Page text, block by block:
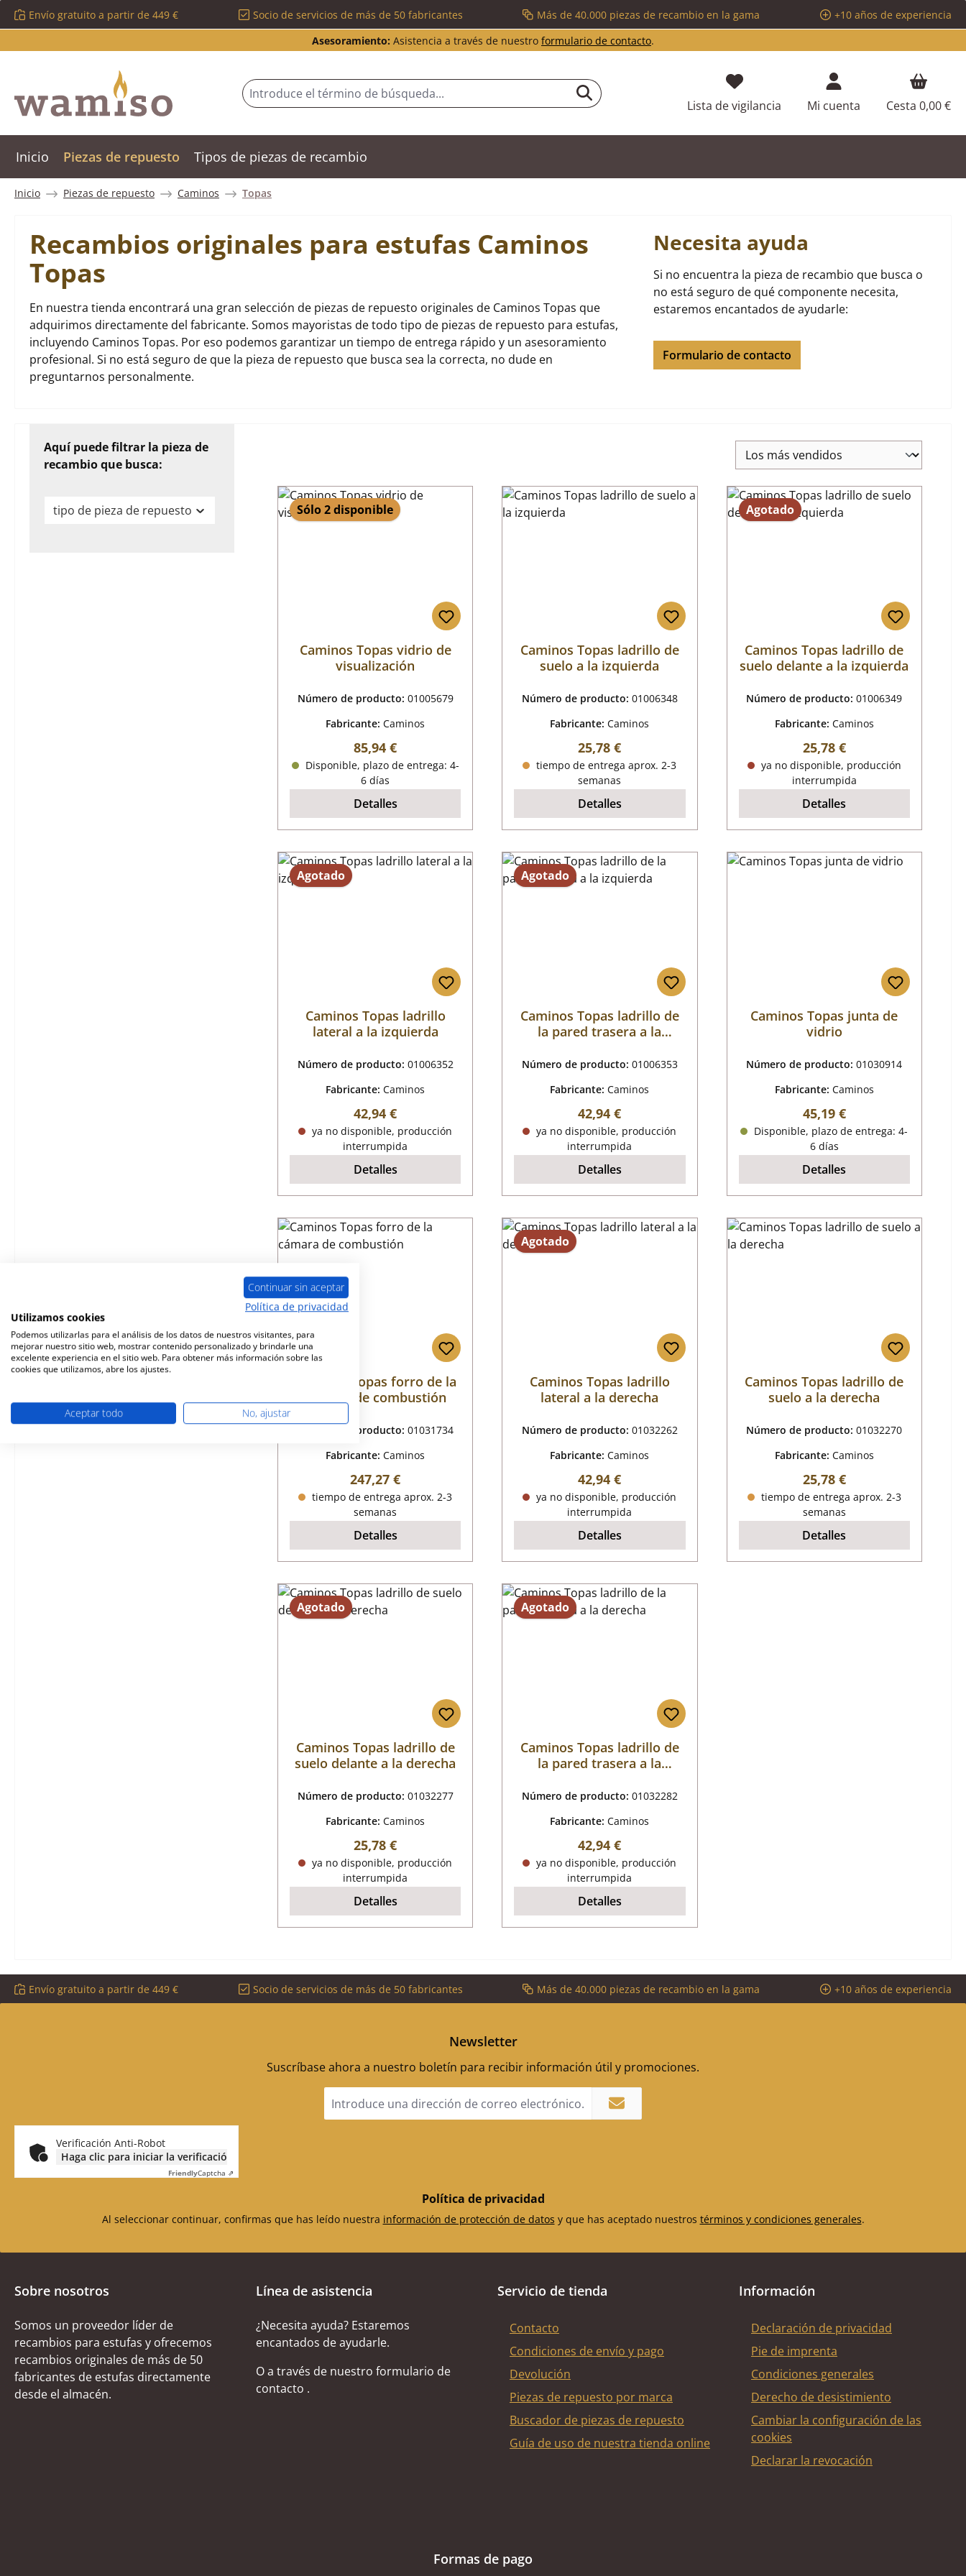
al contenido principal
Saltar a la búsqueda
Saltar a la navegación principal
Envío gratuito a partir de 449 € Socio de servicios de más de 50 fabricantes Más de 40.000 piezas de recambio en la gama
+10 años de experiencia
Asesoramiento: Asistencia a través de nuestro formulario de contacto.
Lista de vigilancia Tienes 0 artículos en tu lista de
Mi cuenta Cesta 0,00 €
Inicio Piezas de repuesto Tipos de piezas de recambio
Inicio Piezas de repuesto Caminos Topas
Recambios originales para estufas Caminos
Topas
En nuestra tienda encontrará una gran selección de piezas de repuesto originales de Caminos Topas que
adquirimos directamente del fabricante. Somos mayoristas de todo tipo de piezas de repuesto para estufas,
incluyendo Caminos Topas. Por eso podemos garantizar un tiempo de entrega rápido y un asesoramiento
profesional. Si no está seguro de que la pieza de repuesto que busca sea la correcta, no dude en
preguntarnos personalmente.
Necesita ayuda
Si no encuentra la pieza de recambio que busca o
no está seguro de qué componente necesita,
estaremos encantados de ayudarle:
Formulario de contacto
Aquí puede filtrar la pieza de
recambio que busca:
tipo de pieza de repuesto Sólo 2 disponible
Caminos Topas vidrio de
visualización
Número de producto: 01005679
Fabricante:Caminos
Precio normal:
85,94 €
Disponible, plazo de entrega: 4-
6 días
Detalles
Caminos Topas ladrillo de
suelo a la izquierda
Número de producto: 01006348
Fabricante:Caminos
Precio normal:
25,78 €
tiempo de entrega aprox. 2-3
semanas
Detalles
Agotado
Caminos Topas ladrillo de
suelo delante a la izquierda
Número de producto:01006349
Fabricante: Caminos
Precio normal:
25,78 €
ya no disponible, producción
interrumpida
Detalles
Agotado
Caminos Topas ladrillo
lateral a la izquierda
Número de producto: 01006352
Fabricante:Caminos
Precio normal:
42,94 €
ya no disponible, producción
interrumpida
Detalles
Agotado
Caminos Topas ladrillo de
la pared trasera a la
Número de producto: 01006353
Fabricante:Caminos
Precio normal:
42,94 €
ya no disponible, producción
interrumpida
Detalles
Caminos Topas junta de
vidrio
Número de producto:01030914
Fabricante: Caminos
Precio normal:
45,19 €
Disponible, plazo de entrega: 4-
6 días
Detalles
Caminos Topas forro de la
cámara de combustión
Número de producto: 01031734
Fabricante:Caminos
Precio normal:
247,27 €
tiempo de entrega aprox. 2-3
semanas
Detalles
Agotado
Caminos Topas ladrillo
lateral a la derecha
Número de producto: 01032262
Fabricante:Caminos
Precio normal:
42,94 €
ya no disponible, producción
interrumpida
Detalles
Caminos Topas ladrillo de
suelo a la derecha
Número de producto:01032270
Fabricante: Caminos
Precio normal:
25,78 €
tiempo de entrega aprox. 2-3
semanas
Detalles
Agotado
Caminos Topas ladrillo de
suelo delante a la derecha
Número de producto: 01032277
Fabricante:Caminos
Precio normal:
25,78 €
ya no disponible, producción
interrumpida
Detalles
Agotado
Caminos Topas ladrillo de
la pared trasera a la
Número de producto: 01032282
Fabricante:Caminos
Precio normal:
42,94 €
ya no disponible, producción
interrumpida
Detalles
Envío gratuito a partir de 449 € Socio de servicios de más de 50 fabricantes Más de 40.000 piezas de recambio en la gama +10 años de experiencia
Newsletter
Suscríbase ahora a nuestro boletín para recibir información útil y promociones.
de
Verificación Anti-Robot
Haga clic para iniciar la verificación
FriendlyCaptcha ⇗
Política de privacidad
Al seleccionar continuar, confirmas que has leído nuestra información de protección de datos y que has aceptado nuestros términos y condiciones generales.
Sobre nosotros
Somos un proveedor líder de
recambios para estufas y ofrecemos
recambios originales de más de 50
fabricantes de estufas directamente
desde el almacén.
Línea de asistencia
¿Necesita ayuda? Estaremos
encantados de ayudarle.
O a través de nuestro formulario de
contacto .
Servicio de tienda
Contacto
Condiciones de envío y pago
Devolución
Piezas de repuesto por marca
Buscador de piezas de repuesto
Guía de uso de nuestra tienda online
Información
Declaración de privacidad
Pie de imprenta
Condiciones generales
Derecho de desistimiento
Cambiar la configuración de las
cookies
Declarar la revocación
Formas de pago
Continuar sin aceptar
Política de privacidad
Utilizamos cookies
Podemos utilizarlas para el análisis de los datos de nuestros visitantes, para
mejorar nuestro sitio web, mostrar contenido personalizado y brindarle una
excelente experiencia en el sitio web. Para obtener más información sobre las
cookies que utilizamos, abre los ajustes.
Aceptar todo No, ajustar